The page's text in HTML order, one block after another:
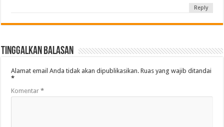
Reply
Tinggalkan Balasan
Alamat email Anda tidak akan dipublikasikan. Ruas yang wajib ditandai
*
Komentar*